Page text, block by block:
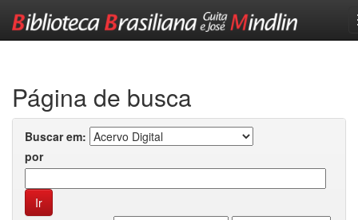
Página de busca
Buscar em:
por